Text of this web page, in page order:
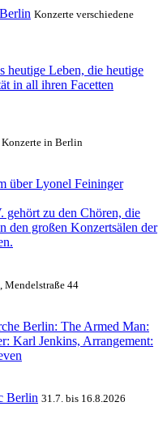
Konzerte verschiedene
heutige Leben, die heutige
in all ihren Facetten
Konzerte in Berlin
über Lyonel Feininger
zu den Chören, die
den großen Konzertsälen der
Mendelstraße 44
Berlin: The Armed Man:
Karl Jenkins, Arrangement:
Berlin 31.7. bis 16.8.2026